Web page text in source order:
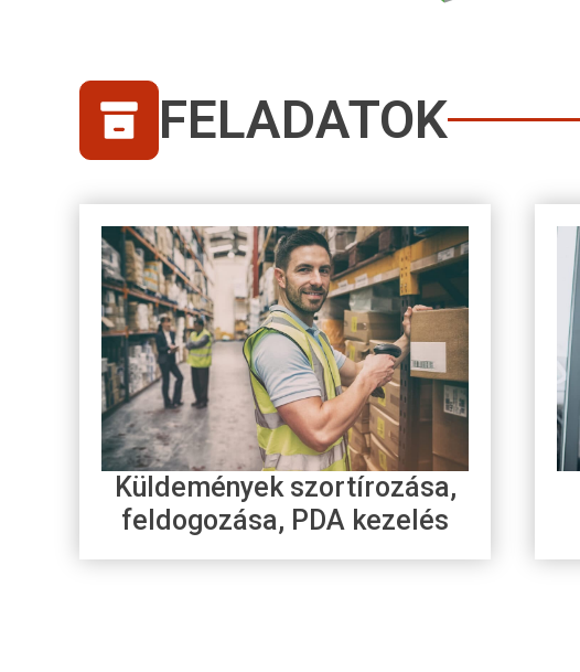
FELADATOK
Küldemények szortírozása,
feldogozása, PDA kezelés